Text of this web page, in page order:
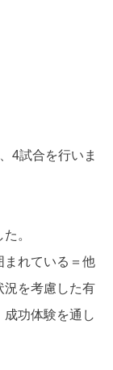
4試合を行いま
。
まれている＝他
況を考慮した有
功体験を通し